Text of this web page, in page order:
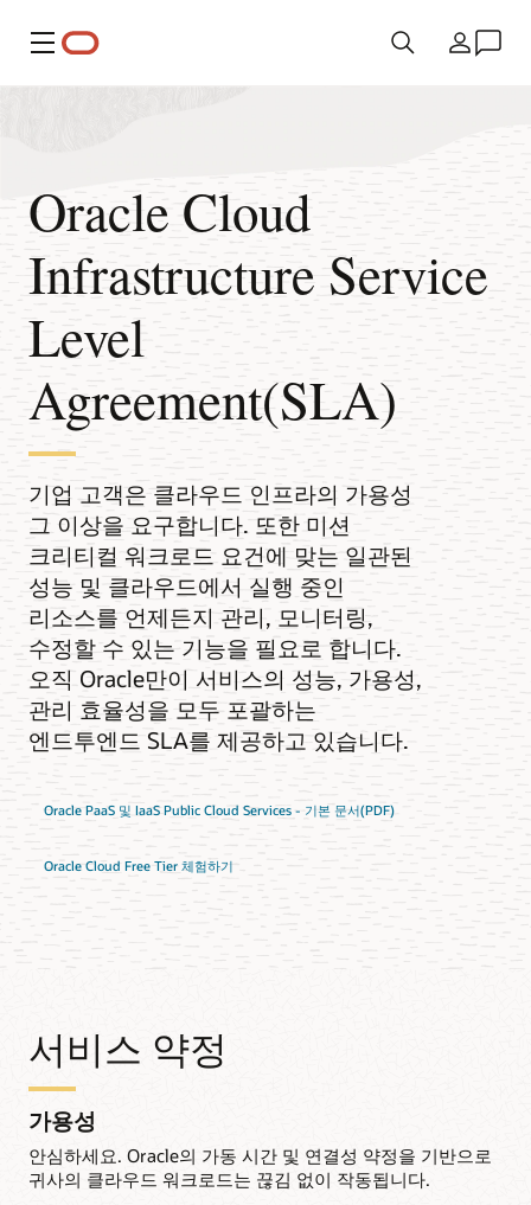
메뉴 국가
Oracle Cloud
Infrastructure Service
Level
Agreement(SLA)
기업 고객은 클라우드 인프라의 가용성
그 이상을 요구합니다. 또한 미션
크리티컬 워크로드 요건에 맞는 일관된
성능 및 클라우드에서 실행 중인
리소스를 언제든지 관리, 모니터링,
수정할 수 있는 기능을 필요로 합니다.
오직 Oracle만이 서비스의 성능, 가용성,
관리 효율성을 모두 포괄하는
엔드투엔드 SLA를 제공하고 있습니다.
Oracle PaaS 및 IaaS Public Cloud Services - 기본 문서(PDF)
Oracle Cloud Free Tier 체험하기
서비스 약정
가용성
안심하세요. Oracle의 가동 시간 및 연결성 약정을 기반으로
귀사의 클라우드 워크로드는 끊김 없이 작동됩니다.